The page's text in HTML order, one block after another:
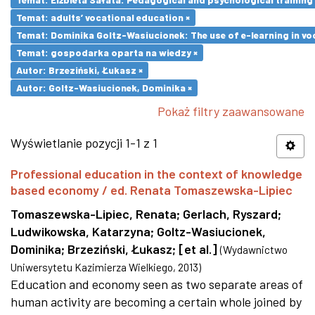
Temat: adults’ vocational education ×
Temat: Dominika Goltz-Wasiucionek: The use of e-learning in
Temat: gospodarka oparta na wiedzy ×
Autor: Brzeziński, Łukasz ×
Autor: Goltz-Wasiucionek, Dominika ×
Pokaż filtry zaawansowane
Wyświetlanie pozycji 1-1 z 1
Professional education in the context of knowledge
based economy / ed. Renata Tomaszewska-Lipiec
Tomaszewska-Lipiec, Renata; Gerlach, Ryszard;
Ludwikowska, Katarzyna; Goltz-Wasiucionek,
Dominika; Brzeziński, Łukasz; [et al.] (Wydawnictwo
Uniwersytetu Kazimierza Wielkiego, 2013)
Education and economy seen as two separate areas of
human activity are becoming a certain whole joined by